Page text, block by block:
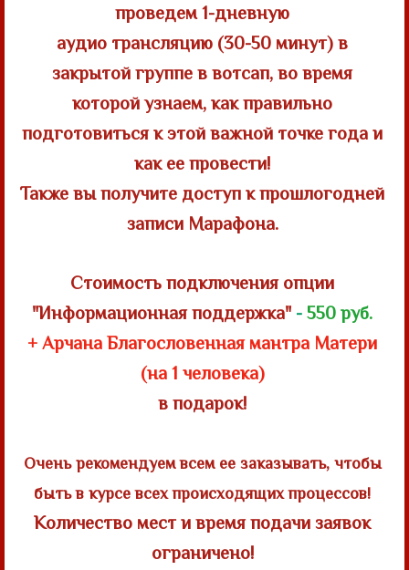
проведем 1-дневную
аудио трансляцию (30-50 минут) в
закрытой группе в вотсап, во время
которой узнаем, как правильно
подготовиться к этой важной точке года и
как ее провести!
Также вы получите доступ к прошлогодней
записи Марафона.
Стоимость подключения опции
"Информационная поддержка"-550 руб.
+ АрчанаБлагословенная мантра Матери
(на 1 человека)
в подарок!
Очень рекомендуемвсемее заказывать, чтобы
быть в курсе всех происходящих процессов!
Количество мест и время подачи заявок
ограничено!